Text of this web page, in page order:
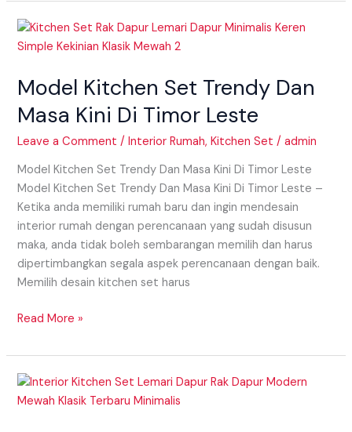
Model Kitchen Set Trendy Dan
Masa Kini Di Timor Leste
Leave a Comment /Interior Rumah,Kitchen Set /admin
Model Kitchen Set Trendy Dan Masa Kini Di Timor Leste
Model Kitchen Set Trendy Dan Masa Kini Di Timor Leste –
Ketika anda memiliki rumah baru dan ingin mendesain
interior rumah dengan perencanaan yang sudah disusun
maka, anda tidak boleh sembarangan memilih dan harus
dipertimbangkan segala aspek perencanaan dengan baik.
Memilih desain kitchen set harus
Model
Kitchen
Trendy
Masa
Kini
Timor
Leste
Read More »
Penggunaan
Rak